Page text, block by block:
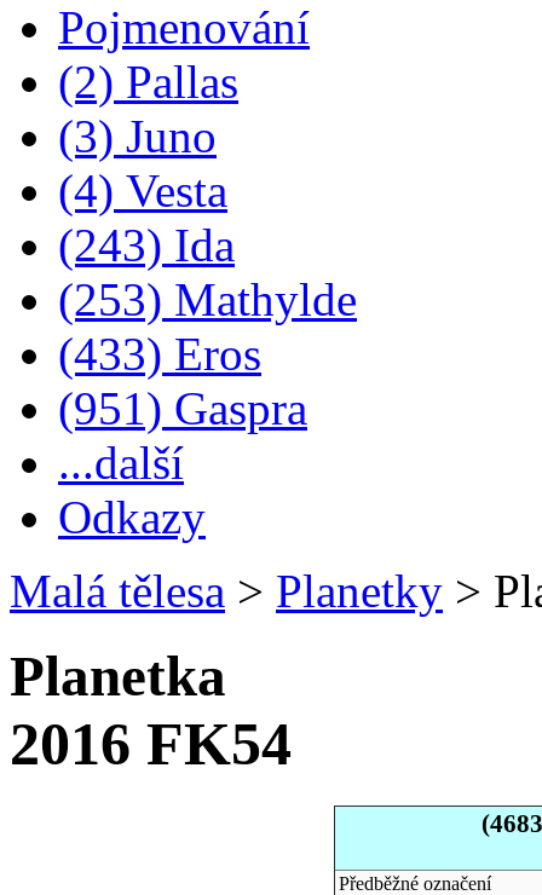
Pojmenování
(2) Pallas
(3) Juno
(4) Vesta
(243) Ida
(253) Mathylde
(433) Eros
(951) Gaspra
...další
Odkazy
Malá tělesa > Planetky >
Planetka
2016 FK54
Předběžné označení